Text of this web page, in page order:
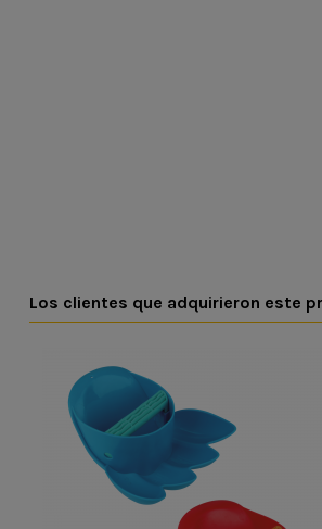
Los clientes que adquirieron este